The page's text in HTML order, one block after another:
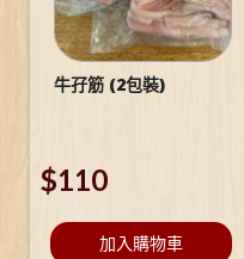
牛孖筋 (2包裝)
$110
加入購物車